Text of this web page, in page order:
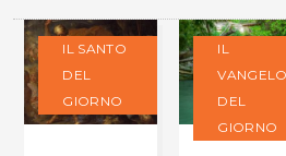
IL SANTO
DEL
GIORNO
IL
VANGELO
DEL
GIORNO